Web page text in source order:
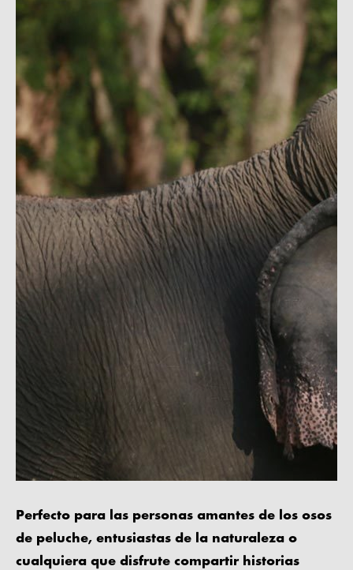
Perfecto para las personas amantes de los osos
de peluche, entusiastas de la naturaleza o
cualquiera que disfrute compartir historias